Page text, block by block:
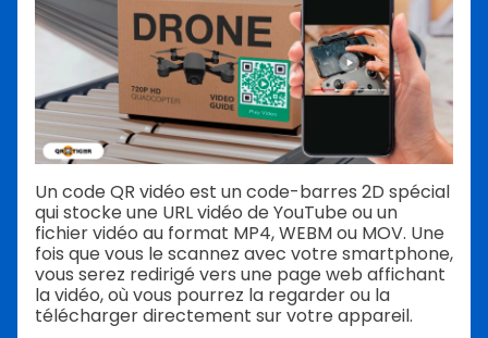
Un code QR vidéo est un code-barres 2D spécial
qui stocke une URL vidéo de YouTube ou un
fichier vidéo au format MP4, WEBM ou MOV. Une
fois que vous le scannez avec votre smartphone,
vous serez redirigé vers une page web affichant
la vidéo, où vous pourrez la regarder ou la
télécharger directement sur votre appareil.